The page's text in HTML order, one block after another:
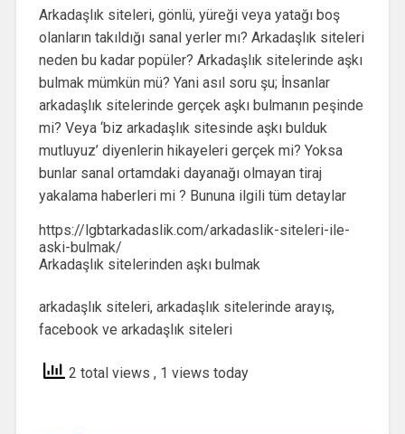
Arkadaşlık siteleri, gönlü, yüreği veya yatağı boş
olanların takıldığı sanal yerler mı? Arkadaşlık siteleri
neden bu kadar popüler? Arkadaşlık sitelerinde aşkı
bulmak mümkün mü? Yani asıl soru şu; İnsanlar
arkadaşlık sitelerinde gerçek aşkı bulmanın peşinde
mi? Veya ‘biz arkadaşlık sitesinde aşkı bulduk
mutluyuz’ diyenlerin hikayeleri gerçek mi? Yoksa
bunlar sanal ortamdaki dayanağı olmayan tiraj
yakalama haberleri mi ? Bununa ilgili tüm detaylar
https://lgbtarkadaslik.com/arkadaslik-siteleri-ile-
aski-bulmak/
Arkadaşlık sitelerinden aşkı bulmak
arkadaşlık siteleri, arkadaşlık sitelerinde arayış,
facebook ve arkadaşlık siteleri
2 total views , 1 views today